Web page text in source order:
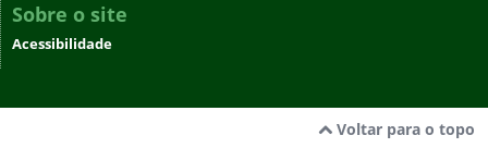
Sobre o site
Acessibilidade
Voltar para o topo